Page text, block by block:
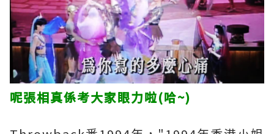
呢張相真係考大家眼力啦(哈~)